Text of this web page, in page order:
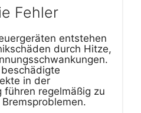
Fehler
entstehen
durch Hitze,
in der
führen regelmäßig zu